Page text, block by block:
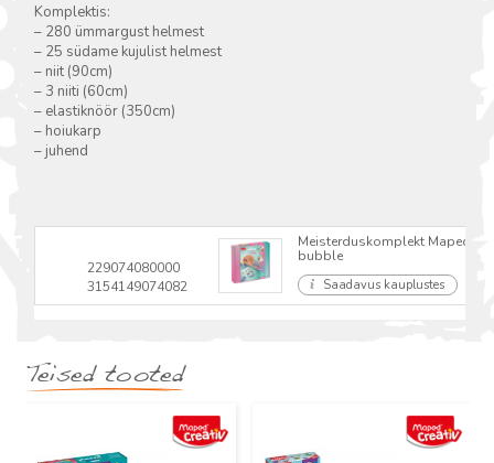
Komplektis:
– 280 ümmargust helmest
– 25 südame kujulist helmest
– niit (90cm)
– 3 niiti (60cm)
– elastiknöör (350cm)
– hoiukarp
– juhend
229074080000
3154149074082
Meisterduskomplekt Maped
bubble
Saadavus kauplustes
Teised tooted